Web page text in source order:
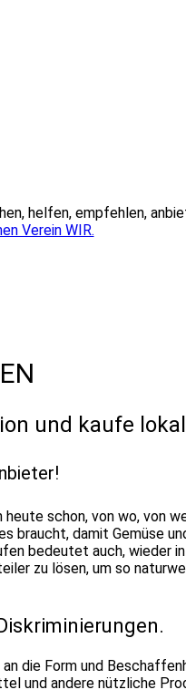
helfen, empfehlen,
Verein WIR.
und kaufe
schon, von wo, von
braucht, damit Gemüse
bedeutet auch, wieder
zu lösen, um so
die Form und
und andere nützliche